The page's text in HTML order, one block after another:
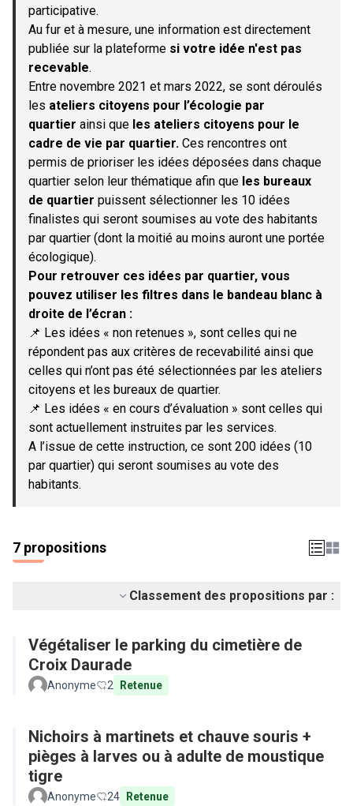
participative.
Au fur et à mesure, une information est directement
publiée sur la plateforme si votre idée n'est pas
recevable.
Entre novembre 2021 et mars 2022, se sont déroulés
les ateliers citoyens pour l’écologie par
quartier ainsi que les ateliers citoyens pour le
cadre de vie par quartier. Ces rencontres ont
permis de prioriser les idées déposées dans chaque
quartier selon leur thématique afin que les bureaux
de quartier puissent sélectionner les 10 idées
finalistes qui seront soumises au vote des habitants
par quartier (dont la moitié au moins auront une portée
écologique).
Pour retrouver ces idées par quartier, vous
pouvez utiliser les filtres dans le bandeau blanc à
droite de l’écran :
📌 Les idées « non retenues », sont celles qui ne
répondent pas aux critères de recevabilité ainsi que
celles qui n’ont pas été sélectionnées par les ateliers
citoyens et les bureaux de quartier.
📌 Les idées « en cours d’évaluation » sont celles qui
sont actuellement instruites par les services.
A l’issue de cette instruction, ce sont 200 idées (10
par quartier) qui seront soumises au vote des
habitants.
7 propositions
Classement des propositions par :
Végétaliser le parking du cimetière de
Croix Daurade
Anonyme 2 Retenue
Nichoirs à martinets et chauve souris +
pièges à larves ou à adulte de moustique
tigre
Anonyme 24 Retenue